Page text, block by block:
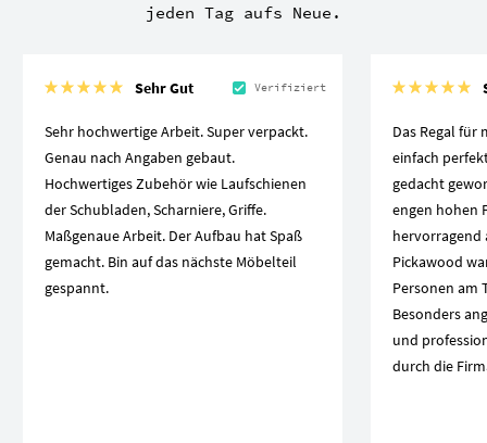
jeden Tag aufs Neue.
Sehr Gut Verifiziert
Sehr hochwertige Arbeit. Super verpackt.
Genau nach Angaben gebaut.
Hochwertiges Zubehör wie Laufschienen
der Schubladen, Scharniere, Griffe.
Maßgenaue Arbeit. Der Aufbau hat Spaß
gemacht. Bin auf das nächste Möbelteil
gespannt.
Das Regal
einfach
gedacht
engen hohen
hervorragend
Pickawood
Personen am
Besonders
und
durch die